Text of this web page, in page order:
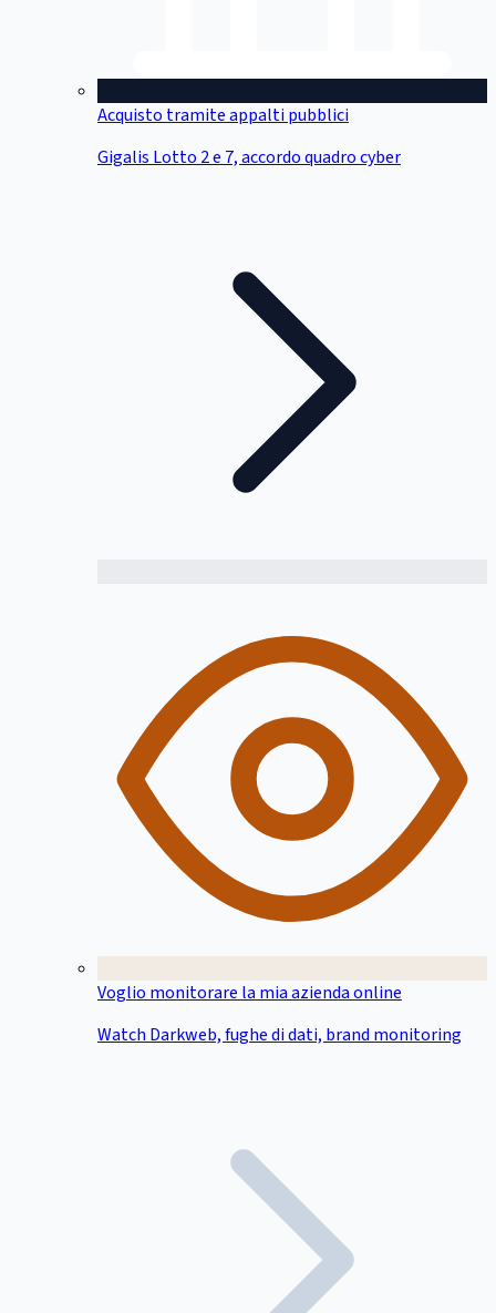
Acquisto tramite appalti pubblici
Gigalis Lotto 2 e 7, accordo quadro cyber
Voglio monitorare la mia azienda online
Watch Darkweb, fughe di dati, brand monitoring